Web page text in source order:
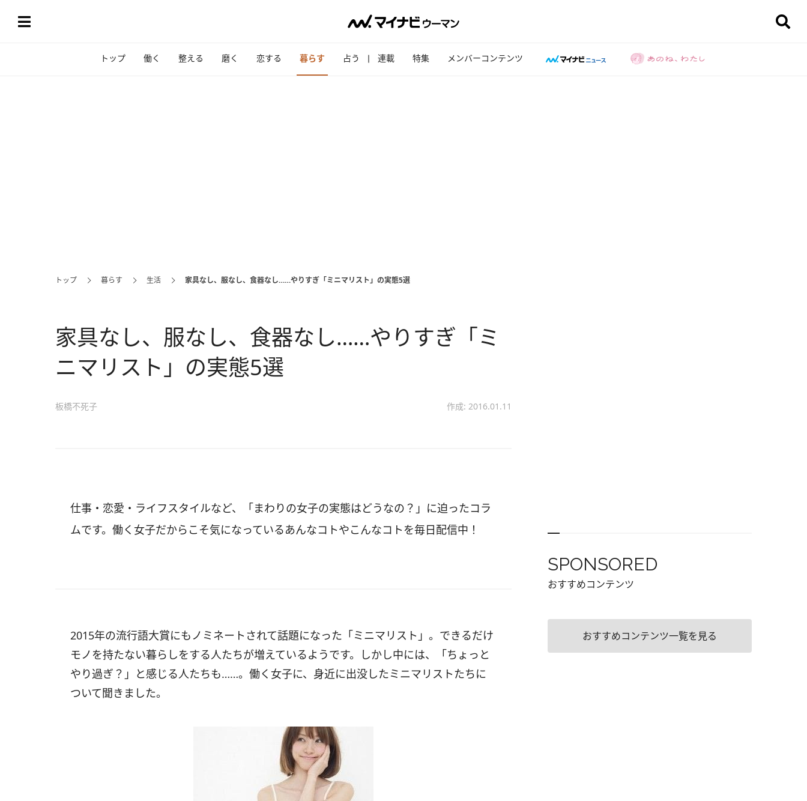
トップ 働く 整える 磨く 恋する 暮らす 占う 連載 特集 メンバーコンテンツ
トップ 暮らす 生活 家具なし、服なし、食器なし……やりすぎ「ミニマリスト」の実態5選
家具なし、服なし、食器なし……やりすぎ「ミ
ニマリスト」の実態5選
板橋不死子 作成: 2016.01.11
仕事・恋愛・ライフスタイルなど、「まわりの女子の実態はどうなの？」に迫ったコラ
ムです。働く女子だからこそ気になっているあんなコトやこんなコトを毎日配信中！
2015年の流行語大賞にもノミネートされて話題になった「ミニマリスト」。できるだけ
モノを持たない暮らしをする人たちが増えているようです。しかし中には、「ちょっと
やり過ぎ？」と感じる人たちも……。働く女子に、身近に出没したミニマリストたちに
ついて聞きました。
SPONSORED
おすすめコンテンツ
おすすめコンテンツ一覧を見る